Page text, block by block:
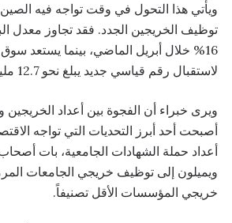
ويأتي هذا التحول في وقت تواجه فيه
توظيف الخريجين الجدد. فقد تجاوز معدل
16% خلال أبريل الماضي، بينما يستعد
لاستقبال رقم قياسي جديد يبلغ نحو 12.7 مليون خريج جامعي.
ويرى خبراء أن الفجوة بين أعداد الخريجين
أصبحت أحد أبرز التحديات التي تواجه
أعداد حملة الشهادات الجامعية، بات أصحاب
ويميلون إلى توظيف خريجي الجامعات
خريجي المؤسسات الأقل تصنيفاً.